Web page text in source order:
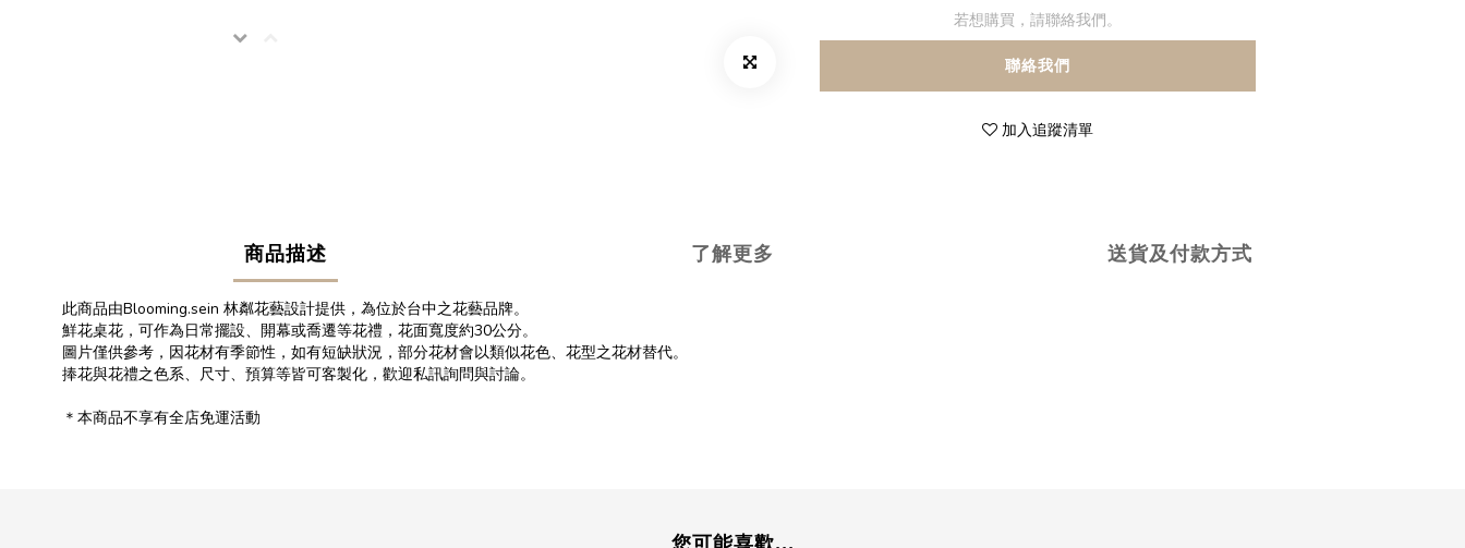
若想購買，請聯絡我們。
聯絡我們
加入追蹤清單
商品描述 了解更多 送貨及付款方式
此商品由Blooming.sein 林粼花藝設計提供，為位於台中之花藝品牌。
鮮花桌花，可作為日常擺設、開幕或喬遷等花禮，花面寬度約30公分。
圖片僅供參考，因花材有季節性，如有短缺狀況，部分花材會以類似花色、花型之花材替代。
捧花與花禮之色系、尺寸、預算等皆可客製化，歡迎私訊詢問與討論。
＊本商品不享有全店免運活動
您可能喜歡...